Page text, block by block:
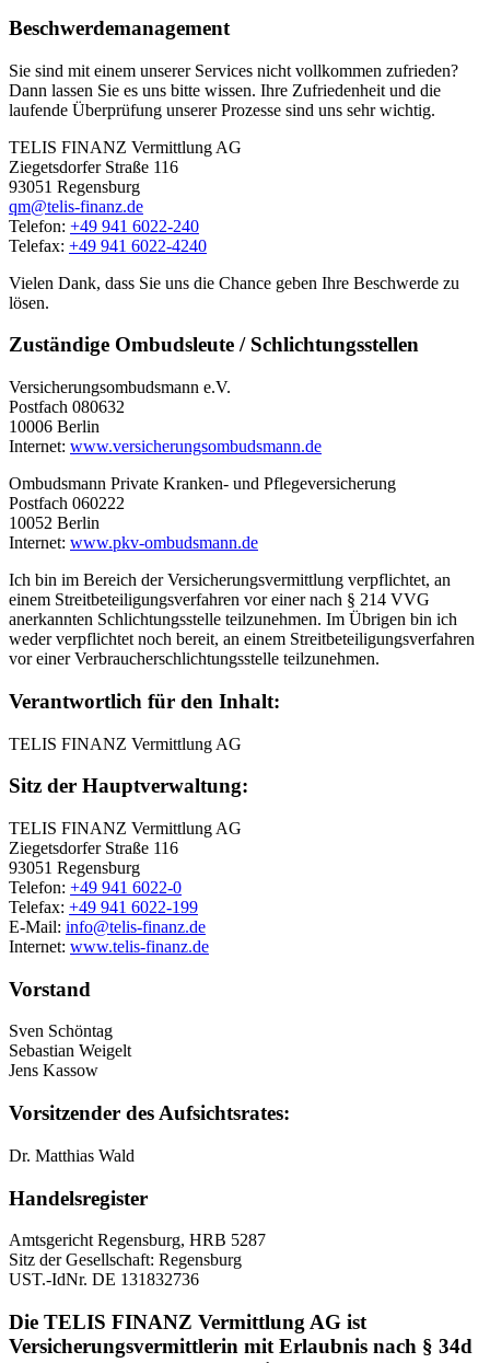
Beschwerdemanagement
Sie sind mit einem unserer Services nicht vollkommen zufrieden?
Dann lassen Sie es uns bitte wissen. Ihre Zufriedenheit und die
laufende Überprüfung unserer Prozesse sind uns sehr wichtig.
TELIS FINANZ Vermittlung AG
Ziegetsdorfer Straße 116
93051 Regensburg
qm@telis-finanz.de
Telefon: +49 941 6022-240
Telefax: +49 941 6022-4240
Vielen Dank, dass Sie uns die Chance geben Ihre Beschwerde zu
lösen.
Zuständige Ombudsleute / Schlichtungsstellen
Versicherungsombudsmann e.V.
Postfach 080632
10006 Berlin
Internet: www.versicherungsombudsmann.de
Ombudsmann Private Kranken- und Pflegeversicherung
Postfach 060222
10052 Berlin
Internet: www.pkv-ombudsmann.de
Ich bin im Bereich der Versicherungsvermittlung verpflichtet, an
einem Streitbeteiligungsverfahren vor einer nach § 214 VVG
anerkannten Schlichtungsstelle teilzunehmen. Im Übrigen bin ich
weder verpflichtet noch bereit, an einem Streitbeteiligungsverfahren
vor einer Verbraucherschlichtungsstelle teilzunehmen.
Verantwortlich für den Inhalt:
TELIS FINANZ Vermittlung AG
Sitz der Hauptverwaltung:
TELIS FINANZ Vermittlung AG
Ziegetsdorfer Straße 116
93051 Regensburg
Telefon: +49 941 6022-0
Telefax: +49 941 6022-199
E-Mail: info@telis-finanz.de
Internet: www.telis-finanz.de
Vorstand
Sven Schöntag
Sebastian Weigelt
Jens Kassow
Vorsitzender des Aufsichtsrates:
Dr. Matthias Wald
Handelsregister
Amtsgericht Regensburg, HRB 5287
Sitz der Gesellschaft: Regensburg
UST.-IdNr. DE 131832736
Die TELIS FINANZ Vermittlung AG ist
Versicherungsvermittlerin mit Erlaubnis nach § 34d